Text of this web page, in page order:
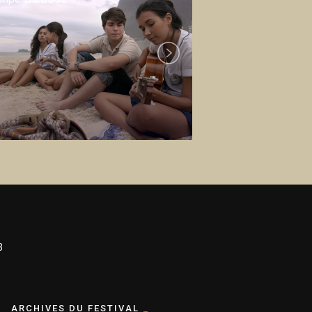
Next
ARCHIVES DU FESTIVAL